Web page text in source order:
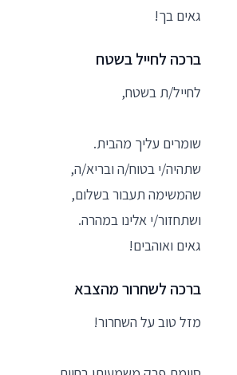
גאים בך!
ברכה לחייל בשטח
לחייל/ת בשטח,
שומרים עליך מהבית.
שתהיה/י בטוח/ה ובריא/ה,
שהמשימה תעבור בשלום,
ושתחזור/י אלינו במהרה.
גאים ואוהבים!
ברכה לשחרור מהצבא
מזל טוב על השחרור!